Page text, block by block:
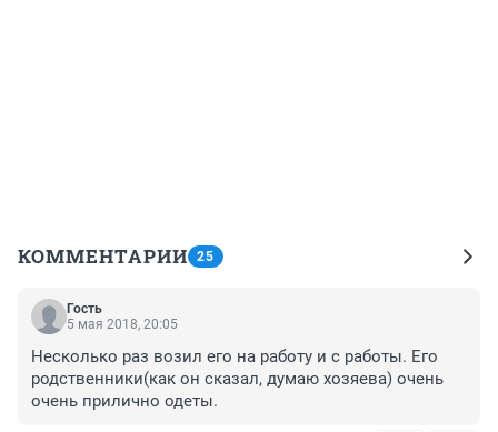
КОММЕНТАРИИ 25
Гость
5 мая 2018, 20:05
Несколько раз возил его на работу и с работы. Его
родственники(как он сказал, думаю хозяева) очень
очень прилично одеты.